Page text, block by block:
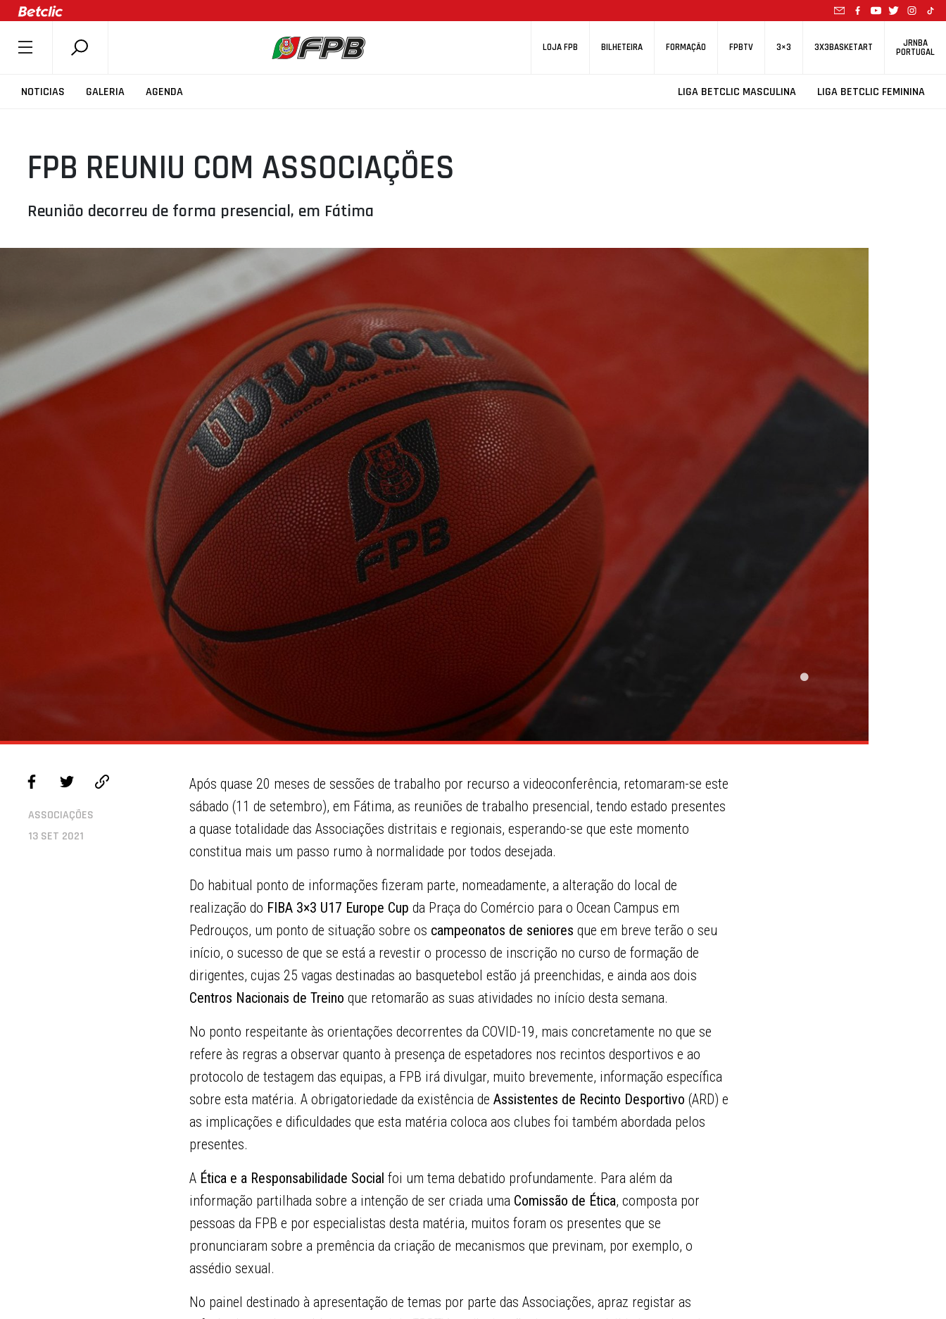
LOJA FPB BILHETEIRA FORMAÇÃO FPBTV 3×3 3X3BASKETART JRNBA
PORTUGAL
NOTICIAS GALERIA AGENDA LIGA BETCLIC MASCULINA LIGA BETCLIC FEMININA
SOBRE A FPB
COMPETIÇÕES
ASSOCIAÇÕES
CLUBES
MINIBASQUETE
ÁREA TÉCNICA
PROJETOS
FPB REUNIU COM ASSOCIAÇÕES
Reunião decorreu de forma presencial, em Fátima
ASSOCIAÇÕES
13 SET 2021
Após quase 20 meses de sessões de trabalho por recurso a videoconferência, retomaram-se este
sábado (11 de setembro), em Fátima, as reuniões de trabalho presencial, tendo estado presentes
a quase totalidade das Associações distritais e regionais, esperando-se que este momento
constitua mais um passo rumo à normalidade por todos desejada.
Do habitual ponto de informações fizeram parte, nomeadamente, a alteração do local de
realização do FIBA 3×3 U17 Europe Cup da Praça do Comércio para o Ocean Campus em
Pedrouços, um ponto de situação sobre os campeonatos de seniores que em breve terão o seu
início, o sucesso de que se está a revestir o processo de inscrição no curso de formação de
dirigentes, cujas 25 vagas destinadas ao basquetebol estão já preenchidas, e ainda aos dois
Centros Nacionais de Treino que retomarão as suas atividades no início desta semana.
No ponto respeitante às orientações decorrentes da COVID-19, mais concretamente no que se
refere às regras a observar quanto à presença de espetadores nos recintos desportivos e ao
protocolo de testagem das equipas, a FPB irá divulgar, muito brevemente, informação específica
sobre esta matéria. A obrigatoriedade da existência de Assistentes de Recinto Desportivo (ARD) e
as implicações e dificuldades que esta matéria coloca aos clubes foi também abordada pelos
presentes.
A Ética e a Responsabilidade Social foi um tema debatido profundamente. Para além da
informação partilhada sobre a intenção de ser criada uma Comissão de Ética, composta por
pessoas da FPB e por especialistas desta matéria, muitos foram os presentes que se
pronunciaram sobre a premência da criação de mecanismos que previnam, por exemplo, o
assédio sexual.
No painel destinado à apresentação de temas por parte das Associações, apraz registar as